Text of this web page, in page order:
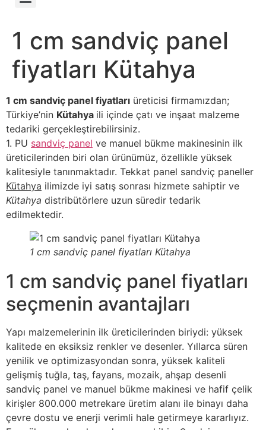
1 cm sandviç panel
fiyatları Kütahya
1 cm sandviç panel fiyatları üreticisi firmamızdan;
Türkiye’nin Kütahya ili içinde çatı ve inşaat malzeme
tedariki gerçekleştirebilirsiniz.
1. PU sandviç panel ve manuel bükme makinesinin ilk
üreticilerinden biri olan ürünümüz, özellikle yüksek
kalitesiyle tanınmaktadır. Tekkat panel sandviç paneller
Kütahya ilimizde iyi satış sonrası hizmete sahiptir ve
Kütahya distribütörlere uzun süredir tedarik
edilmektedir.
1 cm sandviç panel fiyatları Kütahya
1 cm sandviç panel fiyatları
seçmenin avantajları
Yapı malzemelerinin ilk üreticilerinden biriydi: yüksek
kalitede en eksiksiz renkler ve desenler. Yıllarca süren
yenilik ve optimizasyondan sonra, yüksek kaliteli
gelişmiş tuğla, taş, fayans, mozaik, ahşap desenli
sandviç panel ve manuel bükme makinesi ve hafif çelik
kirişler 800.000 metrekare üretim alanı ile binayı daha
çevre dostu ve enerji verimli hale getirmeye kararlıyız.